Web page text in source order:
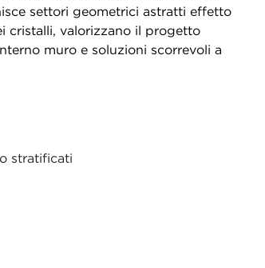
settori geometrici astratti effetto
cristalli, valorizzano il progetto
muro e soluzioni scorrevoli a
stratificati